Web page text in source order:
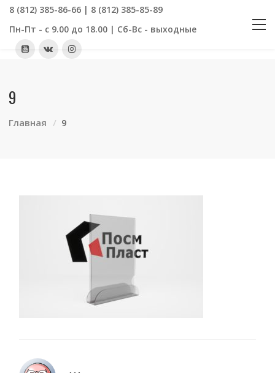
8 (812) 385-86-66 | 8 (812) 385-85-89
Пн-Пт - с 9.00 до 18.00 | Сб-Вс - выходные
9
Главная 9